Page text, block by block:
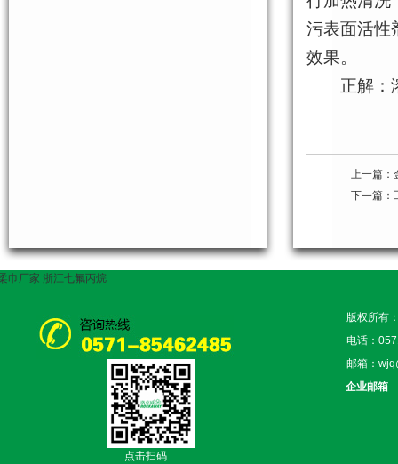
污表面活性
效果。
正解：溶
上一篇：
下一篇：
点击扫码
巾厂家 浙江七氟丙烷
版权所有
电话：
邮箱：
企业邮箱